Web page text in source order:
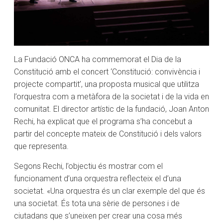
La Fundació ONCA ha commemorat el Dia de la
Constitució amb el concert ‘Constitució: convivència i
projecte compartit’, una proposta musical que utilitza
l’orquestra com a metàfora de la societat i de la vida en
comunitat. El director artístic de la fundació, Joan Anton
Rechi, ha explicat que el programa s’ha concebut a
partir del concepte mateix de Constitució i dels valors
que representa.
Segons Rechi, l’objectiu és mostrar com el
funcionament d’una orquestra reflecteix el d’una
societat. «Una orquestra és un clar exemple del que és
una societat. És tota una sèrie de persones i de
ciutadans que s’uneixen per crear una cosa més